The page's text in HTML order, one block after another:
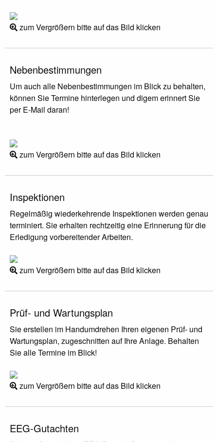
zum Vergrößern bitte auf das Bild klicken
Nebenbestimmungen
Um auch alle Nebenbestimmungen im Blick zu behalten,
können Sie Termine hinterlegen und digem erinnert Sie
per E-Mail daran!
zum Vergrößern bitte auf das Bild klicken
Inspektionen
Regelmäßig wiederkehrende Inspektionen werden genau
terminiert. Sie erhalten rechtzeitig eine Erinnerung für die
Erledigung vorbereitender Arbeiten.
zum Vergrößern bitte auf das Bild klicken
Prüf- und Wartungsplan
Sie erstellen im Handumdrehen Ihren eigenen Prüf- und
Wartungsplan, zugeschnitten auf Ihre Anlage. Behalten
Sie alle Termine im Blick!
zum Vergrößern bitte auf das Bild klicken
EEG-Gutachten